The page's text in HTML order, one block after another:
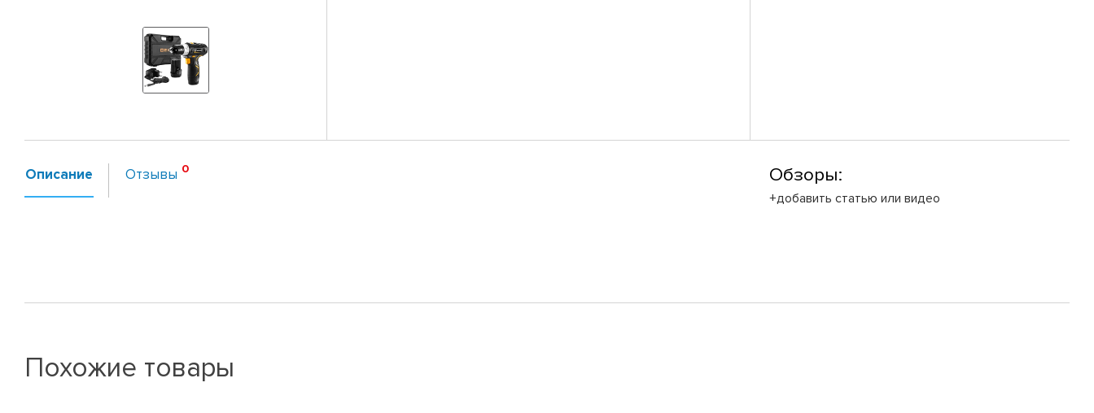
Описание Отзывы Обзоры:
+добавить статью или видео
Похожие товары